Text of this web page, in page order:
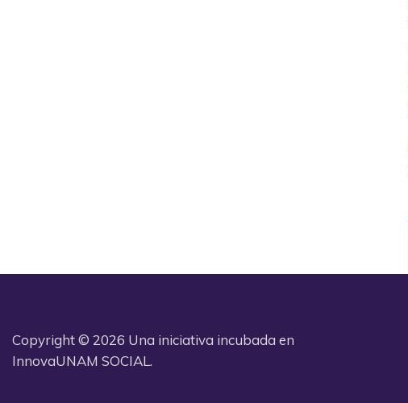
Copyright © 2026 Una iniciativa incubada en
InnovaUNAM SOCIAL.